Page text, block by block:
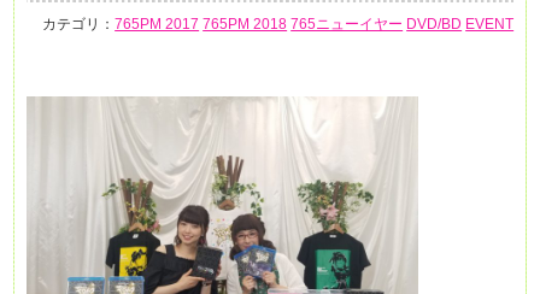
カテゴリ：765PM 2017 765PM 2018 765ニューイヤー DVD/BD EVENT